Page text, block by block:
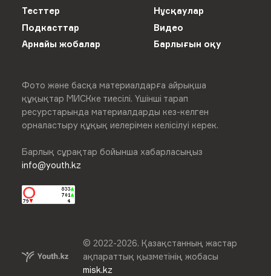
Тесттер
Нұсқаулар
Подкасттар
Видео
Арнайы жобалар
Барлығын оқу
Фото және басқа материалдарға айрықша
құқықтар МИСКке тиесілі. Үшінші тарап
ресурстарында материалдарды кез-келген
орналастыру құқық иелерімен келісілуі керек.
Барлық сұрақтар бойынша хабарласыңыз
info@youth.kz
© 2022-2026.Қазақстанның жастар
ақпараттық қызметінің жобасы
misk.kz